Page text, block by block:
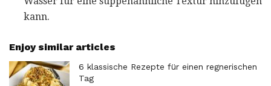
kann.
Enjoy similar articles
6 klassische Rezepte für einen regnerischen
Tag